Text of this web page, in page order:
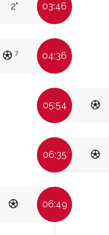
2" 03:46
7 04:36
05:54
06:35
06:49